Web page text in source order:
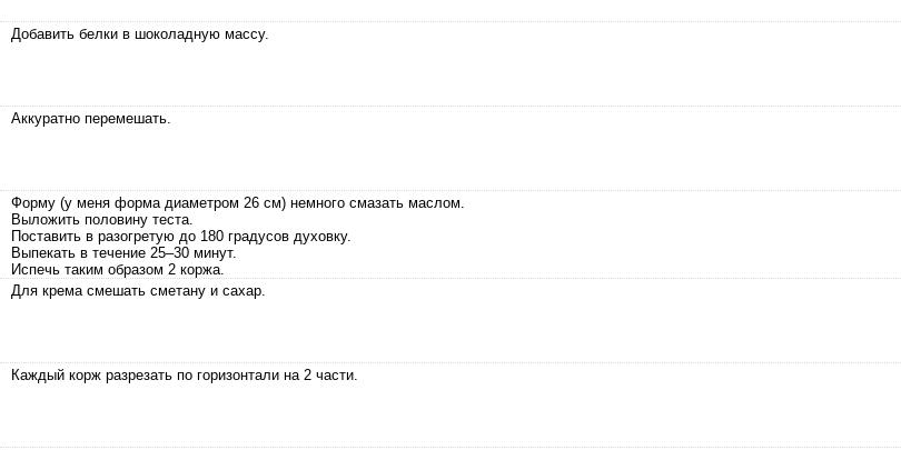
Добавить белки в шоколадную массу.
Аккуратно перемешать.
Форму (у меня форма диаметром 26 см) немного смазать маслом.
Выложить половину теста.
Поставить в разогретую до 180 градусов духовку.
Выпекать в течение 25–30 минут.
Испечь таким образом 2 коржа.
Для крема смешать сметану и сахар.
Каждый корж разрезать по горизонтали на 2 части.